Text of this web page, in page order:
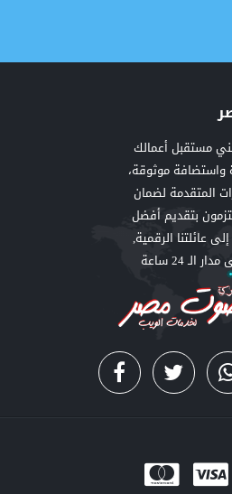
مستقبل أعمالك
واستضافة موثوقة،
المتقدمة لضمان
بتقديم أفضل
عائلتنا الرقمية,